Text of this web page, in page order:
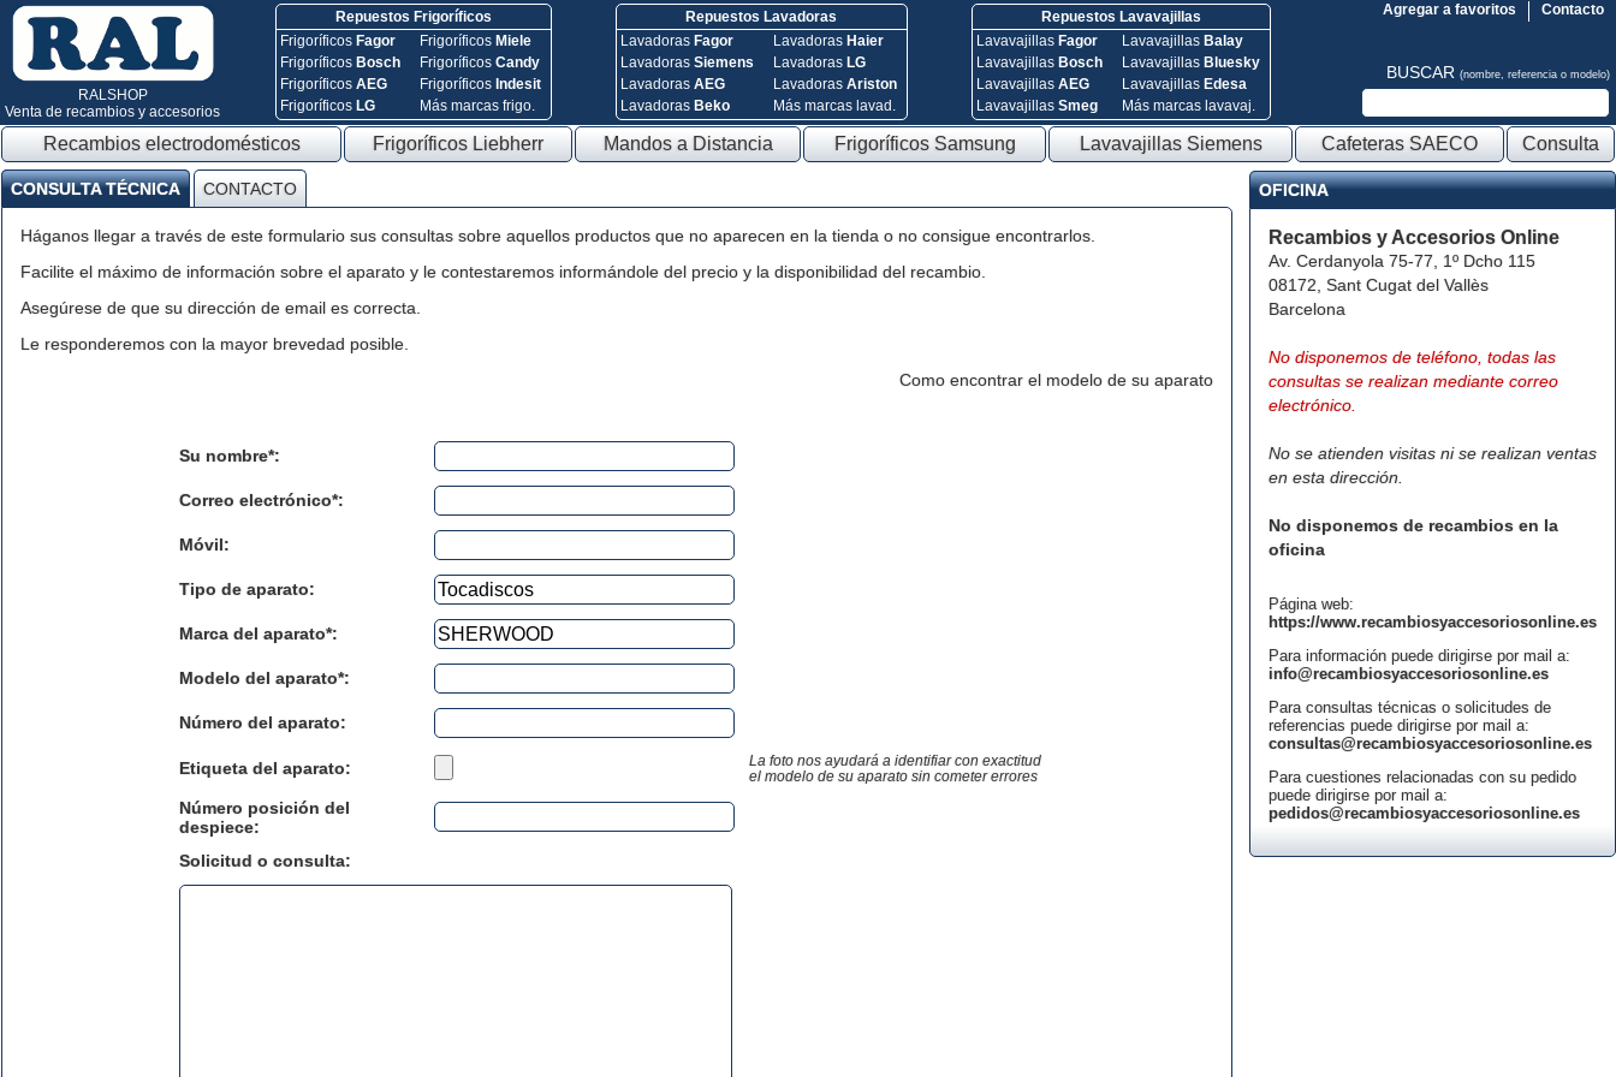
RALSHOP
Venta de recambios y accesorios
Repuestos Frigoríficos
Frigoríficos Fagor
Frigoríficos Bosch
FrigoríficosAEG
Frigoríficos LG
Frigoríficos Miele
FrigoríficosCandy
Frigoríficos Indesit
Más marcas frigo.
Repuestos Lavadoras
Lavadoras Fagor
Lavadoras Siemens
Lavadoras AEG
Lavadoras Beko
Lavadoras Haier
Lavadoras LG
Lavadoras Ariston
Más marcas lavad.
Repuestos Lavavajillas
Lavavajillas Fagor
Lavavajillas Bosch
Lavavajillas AEG
Lavavajillas Smeg
Lavavajillas Balay
Lavavajillas Bluesky
Lavavajillas Edesa
Más marcas lavavaj.
Contacto
Agregar a favoritos
BUSCAR (nombre, referencia o modelo)
Recambios electrodomésticos Frigoríficos Liebherr Mandos a Distancia Frigoríficos Samsung Lavavajillas Siemens Cafeteras SAECO Consulta
CONSULTA TÉCNICA CONTACTO
Háganos llegar a través de este formulario sus consultas sobre aquellos productos que no aparecen en la tienda o no consigue encontrarlos.
Facilite el máximo de información sobre el aparato y le contestaremos informándole del precio y la disponibilidad del recambio.
Asegúrese de que su dirección de email es correcta.
Le responderemos con la mayor brevedad posible.
Como encontrar el modelo de su aparato
Su nombre*:
Correo electrónico*:
Móvil:
Tipo de aparato:
Marca del aparato*:
Modelo del aparato*:
Número del aparato:
Etiqueta del aparato:
La foto nos ayudará a identifiar con exactitud
el modelo de su aparato sin cometer errores
Número posición del
despiece:
Solicitud o consulta:
OFICINA
Recambios y Accesorios Online
Av. Cerdanyola 75-77, 1º Dcho 115
08172, Sant Cugat del Vallès
Barcelona
No disponemos de teléfono, todas las
consultas se realizan mediante correo
electrónico.
No se atienden visitas ni se realizan ventas
en esta dirección.
No disponemos de recambios en la
oficina
Página web:
https://www.recambiosyaccesoriosonline.es
Para información puede dirigirse por mail a:
info@recambiosyaccesoriosonline.es
Para consultas técnicas o solicitudes de
referencias puede dirigirse por mail a:
consultas@recambiosyaccesoriosonline.es
Para cuestiones relacionadas con su pedido
puede dirigirse por mail a:
pedidos@recambiosyaccesoriosonline.es